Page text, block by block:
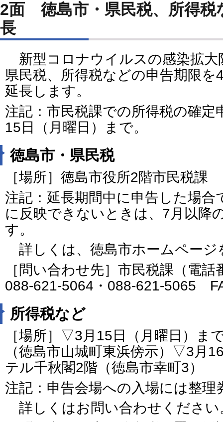
2面 徳島市・県民税、所得税
長
新型コロナウイルスの感染拡大
県民税、所得税などの申告期限を
延長します。
注記：市民税課での所得税の確定
15日（月曜日）まで。
徳島市・県民税
［場所］徳島市役所2階市民税課
注記：延長期間中に申告した場合
に反映できないときは、7月以降
す。
詳しくは、徳島市ホームページ
［問い合わせ先］市民税課（電
088-621-5064・088-621-5065
所得税など
［場所］▽3月15日（月曜日）ま
（徳島市山城町東浜傍示）▽3月
テル千秋閣2階（徳島市幸町3）
注記：申告会場への入場には整理
詳しくはお問い合わせください